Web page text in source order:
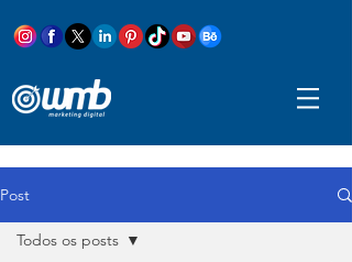
Post
Todos os posts